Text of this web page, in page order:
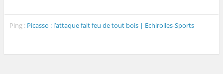
Ping : Picasso : l’attaque fait feu de tout bois | Echirolles-Sports